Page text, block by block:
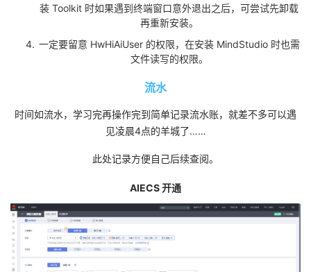
动
关
的
发
堂
我
我
Programs
的
我
的
我
装 Toolkit 时如果遇到终端窗口意外退出之后，可尝试先卸载
再重新安装。
一定要留意 HwHiAiUser 的权限，在安装 MindStudio 时也需
文件读写的权限。
流水
时间如流水，学习完再操作完到简单记录流水账，就差不多可以遇
见凌晨4点的羊城了……
此处记录方便自己后续查阅。
AIECS 开通